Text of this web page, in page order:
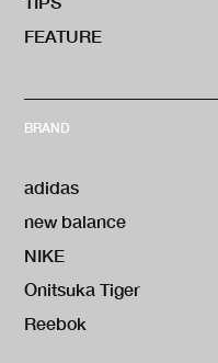
FEATURE
BRAND
adidas
new balance
NIKE
Onitsuka Tiger
Reebok